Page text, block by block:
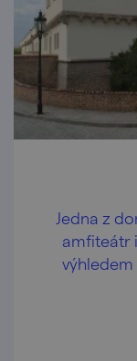
Jedna z
amfiteátr
výhledem